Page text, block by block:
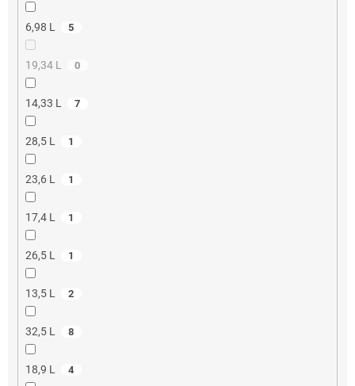
6,98 L 5
19,34 L 0
14,33 L 7
28,5 L 1
23,6 L 1
17,4 L 1
26,5 L 1
13,5 L 2
32,5 L 8
18,9 L 4